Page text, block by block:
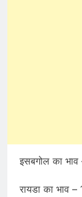
इसबगोल का
रायडा का भाव